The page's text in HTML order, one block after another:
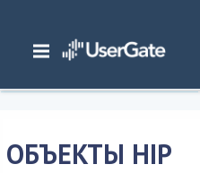
Главная/ Документация/
Management Center 7.0.1
ОБЪЕКТЫ HIP